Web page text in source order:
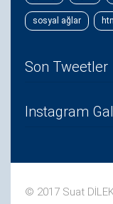
sosyal ağlar
Son Tweetler
Instagram
© 2017 Suat